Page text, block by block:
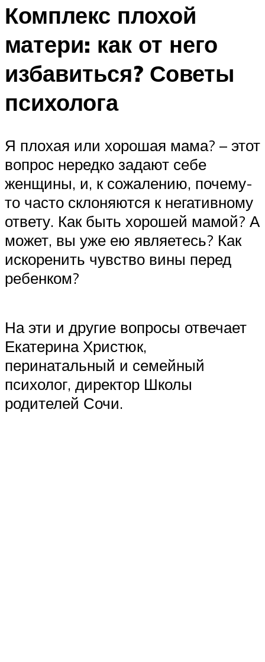
Комплекс плохой
матери: как от него
избавиться? Советы
психолога
Я плохая или хорошая мама? – этот
вопрос нередко задают себе
женщины, и, к сожалению, почему-
то часто склоняются к негативному
ответу. Как быть хорошей мамой? А
может, вы уже ею являетесь? Как
искоренить чувство вины перед
ребенком?
На эти и другие вопросы отвечает
Екатерина Христюк,
перинатальный и семейный
психолог, директор Школы
родителей Сочи.